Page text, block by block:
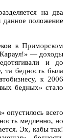
на два
положение
в Приморском
— доходы
и до
та бедность была
к 2006
бедных» стало
всего
медленно, но
Эх, кабы так!